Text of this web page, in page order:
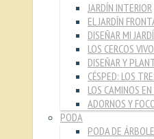
JARDÍN INTERIOR
EL JARDÍN
DISEÑAR MI
LOS CERCOS
DISEÑAR Y
CÉSPED: LOS
LOS CAMINOS EN
ADORNOS Y
PODA
PODA DE